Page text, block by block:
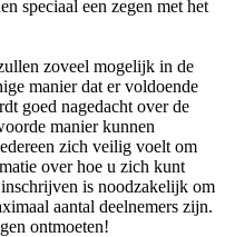
speciaal een zegen met het
zoveel mogelijk in de
manier dat er voldoende
goed nagedacht over de
manier kunnen
zich veilig voelt om
over hoe u zich kunt
is noodzakelijk om
aantal deelnemers zijn.
ontmoeten!